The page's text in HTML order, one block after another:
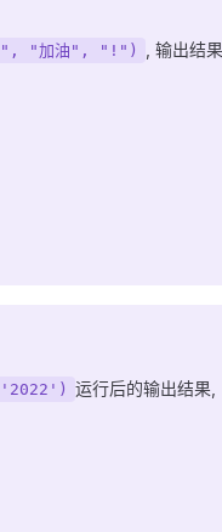
", "加油", "!")
, 输出结果
运行后的输出结果,